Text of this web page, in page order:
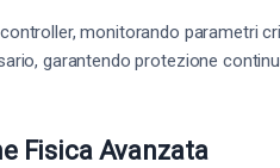
monitorando parametri
garantendo protezione
Fisica Avanzata